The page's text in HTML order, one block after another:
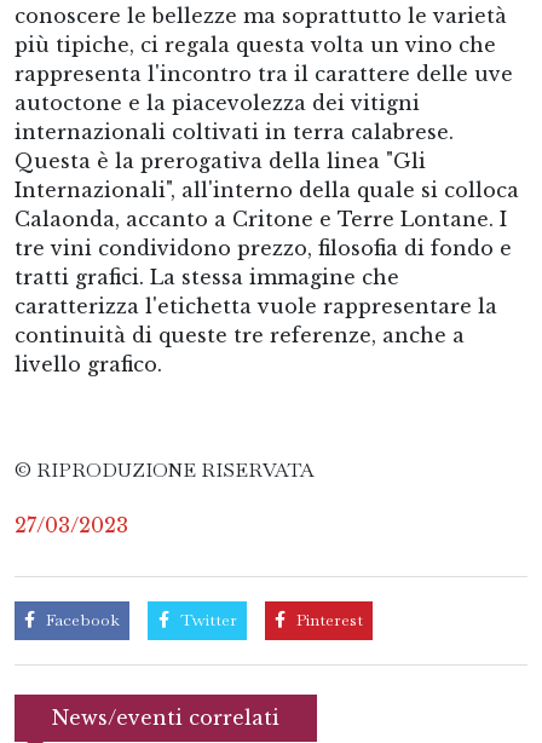
conoscere le bellezze ma soprattutto le varietà
più tipiche, ci regala questa volta un vino che
rappresenta l'incontro tra il carattere delle uve
autoctone e la piacevolezza dei vitigni
internazionali coltivati in terra calabrese.
Questa è la prerogativa della linea "Gli
Internazionali", all'interno della quale si colloca
Calaonda, accanto a Critone e Terre Lontane. I
tre vini condividono prezzo, filosofia di fondo e
tratti grafici. La stessa immagine che
caratterizza l'etichetta vuole rappresentare la
continuità di queste tre referenze, anche a
livello grafico.
© RIPRODUZIONE RISERVATA
27/03/2023
Facebook Twitter Pinterest
News/eventi correlati